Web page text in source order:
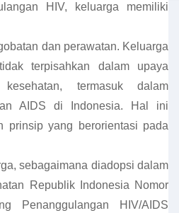
HIV, keluarga memiliki
dan perawatan. Keluarga
terpisahkan dalam upaya
termasuk dalam
AIDS di Indonesia. Hal ini
prinsip yang berorientasi pada
sebagaimana diadopsi dalam
Republik Indonesia Nomor
Penanggulangan HIV/AIDS